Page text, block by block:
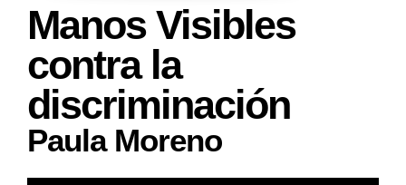
Manos Visibles
contra la
discriminación
Paula Moreno